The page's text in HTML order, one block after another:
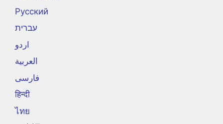
Русский
עברית
اردو
العربية
فارسی
हिन्दी
ไทย